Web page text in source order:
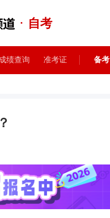
· 自考
成绩查询 准考证 备考